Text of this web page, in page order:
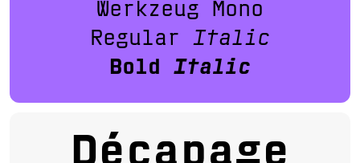
Werkzeug Mono
Regular
Italic
Bold
Italic
Décapage